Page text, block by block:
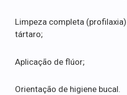
Limpeza completa
tártaro;
Aplicação de flúor;
Orientação de higiene bucal.